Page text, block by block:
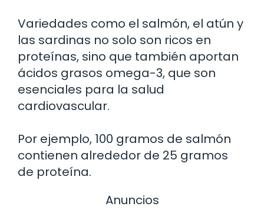
Variedades como el salmón, el atún y
las sardinas no solo son ricos en
proteínas, sino que también aportan
ácidos grasos omega-3, que son
esenciales para la salud
cardiovascular.
Por ejemplo, 100 gramos de salmón
contienen alrededor de 25 gramos
de proteína.
Anuncios